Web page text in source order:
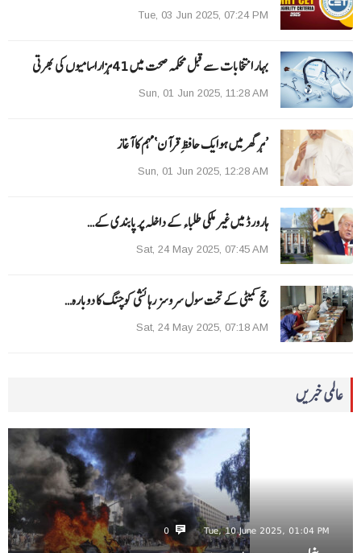
Tue, 03 Jun 2025, 07:24 PM
بہار انتخابات سے قبل محکمہ صحت میں 41ہزاراسامیوں کی بھرتی
Sun, 01 Jun 2025, 11:28 AM
’ہر گھر میں ہوایک حافظِ قرآن‘مہم کا آغاز
Sun, 01 Jun 2025, 12:28 AM
ہارورڈ میں غیر ملکی طلباء کے داخلہ پر پابندی کے…
Sat, 24 May 2025, 07:45 AM
حج کمیٹی کے تحت سول سروسز رہائشی کوچنگ کا دوبارہ…
Sat, 24 May 2025, 07:18 AM
عالمی خبریں
Tue, 10 June 2025, 01:04 PM
0